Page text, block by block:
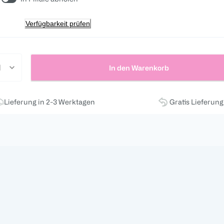
Verfügbarkeit prüfen
In den Warenkorb
Lieferung in 2-3 Werktagen Gratis